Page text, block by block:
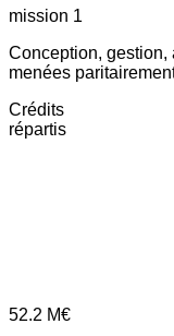
mission 1
Conception,
menées
Crédits
répartis
52.2 M€